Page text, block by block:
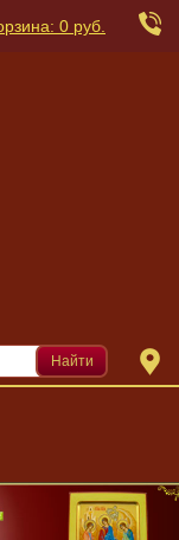
0 руб.
Найти